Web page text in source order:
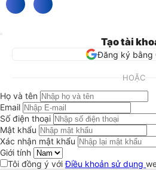
Tạo tài
Đăng ký bằng
HOẶC
Họ và tên
Email
Số điện thoại
Mật khẩu
Xác nhận mật khẩu
Giới tính
Tôi đồng ý vớiĐiều khoản sử dụng